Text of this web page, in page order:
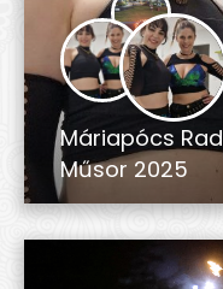
Máriapócs
Műsor 2025